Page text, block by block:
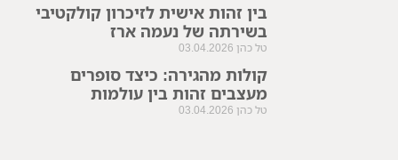
בין זהות אישית לזיכרון קולקטיבי
בשירתה של נעמה ארז
טל כהן03.04.2026
קולות מהגירה: כיצד סופרים
מעצבים זהות בין עולמות
טל כהן03.04.2026